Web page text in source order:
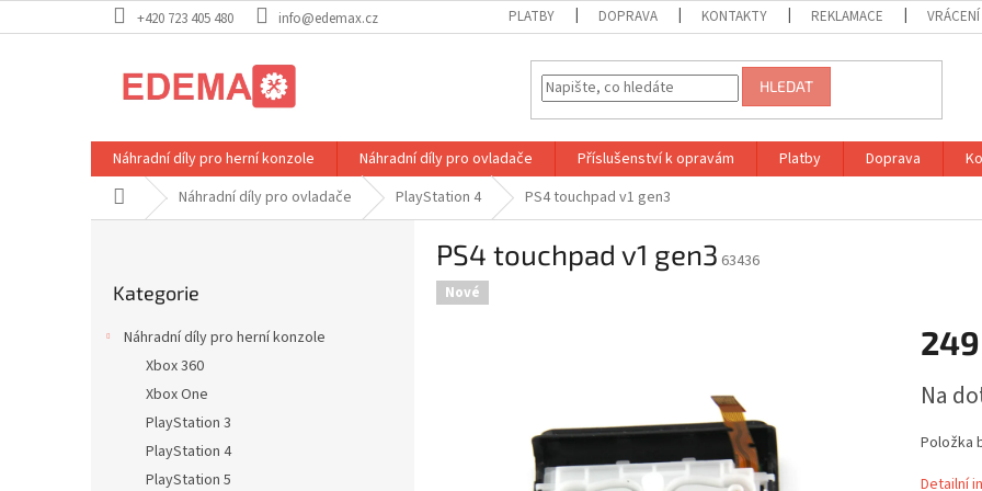
na
+420 723 405 480 info@edemax.cz PLATBY DOPRAVA KONTAKTY REKLAMACE VRÁCENÍ
HLEDAT
Náhradní díly pro herní konzole Náhradní díly pro ovladače Příslušenství k opravám Platby Doprava
Domů Náhradní díly pro ovladače PlayStation 4 PS4 touchpad v1 gen3
kategorie
Kategorie
Náhradní díly pro herní konzole
Xbox 360
Xbox One
PlayStation 3
PlayStation 4
PlayStation 5
PS4 touchpad v1 gen3 63436
Nové
cena:
Na
Položka
Detailní